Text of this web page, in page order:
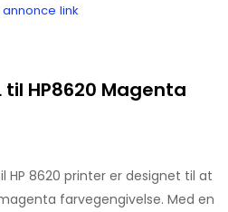
annonce link
HP8620 Magenta
HP 8620 printer er designet til at
farvegengivelse. Med en